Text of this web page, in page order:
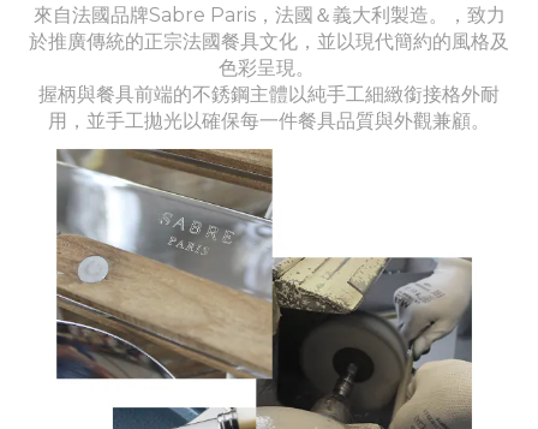
來自法國品牌Sabre Paris，法國＆義大利製造。，致力
於推廣傳統的正宗法國餐具文化，並以現代簡約的風格及
色彩呈現。
握柄與餐具前端的不銹鋼主體以純手工細緻銜接格外耐
用，並手工拋光以確保每一件餐具品質與外觀兼顧。